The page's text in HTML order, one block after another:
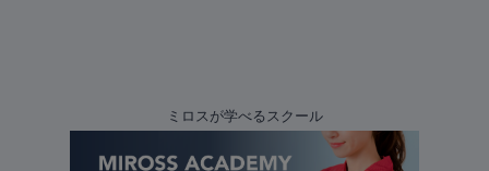
ミロスが学べるスクール